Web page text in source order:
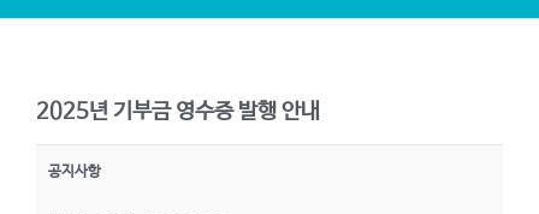
2025년 기부금 영수증 발행 안내
공지사항